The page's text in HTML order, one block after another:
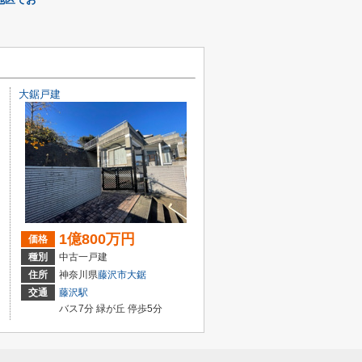
大鋸戸建
価格 1億800万円
種別
中古一戸建
住所
神奈川県藤沢市大鋸
交通
藤沢駅
バス7分 緑が丘 停歩5分